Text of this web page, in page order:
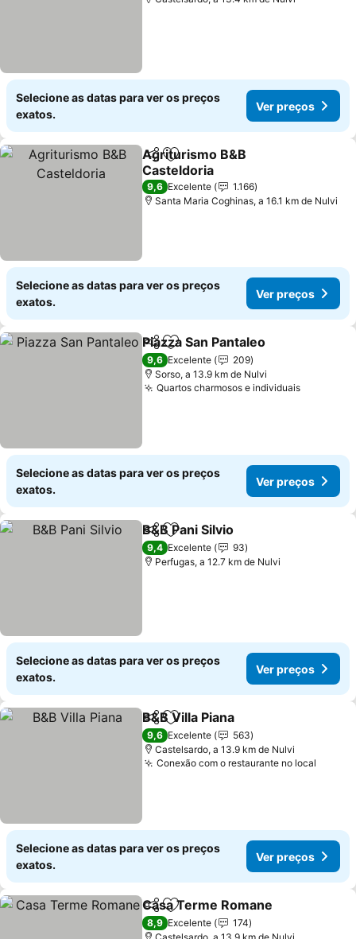
Selecione as datas para ver os preços
exatos.
Ver preços
PartilharAdicionar aos favoritos
Agriturismo B&B
Casteldoria
9,6 Excelente
1.166
Santa Maria Coghinas, a 16.1 km de Nulvi
Selecione as datas para ver os preços
exatos.
Ver preços
PartilharAdicionar aos favoritos
Piazza San Pantaleo
9,6 Excelente
209
Sorso, a 13.9 km de Nulvi
Quartos charmosos e individuais
Selecione as datas para ver os preços
exatos.
Ver preços
PartilharAdicionar aos favoritos
B&B Pani Silvio
9,4 Excelente
93
Perfugas, a 12.7 km de Nulvi
Selecione as datas para ver os preços
exatos.
Ver preços
PartilharAdicionar aos favoritos
B&B Villa Piana
9,6 Excelente
563
Castelsardo, a 13.9 km de Nulvi
Conexão com o restaurante no local
Selecione as datas para ver os preços
exatos.
Ver preços
PartilharAdicionar aos favoritos
Casa Terme Romane
8,9 Excelente
174